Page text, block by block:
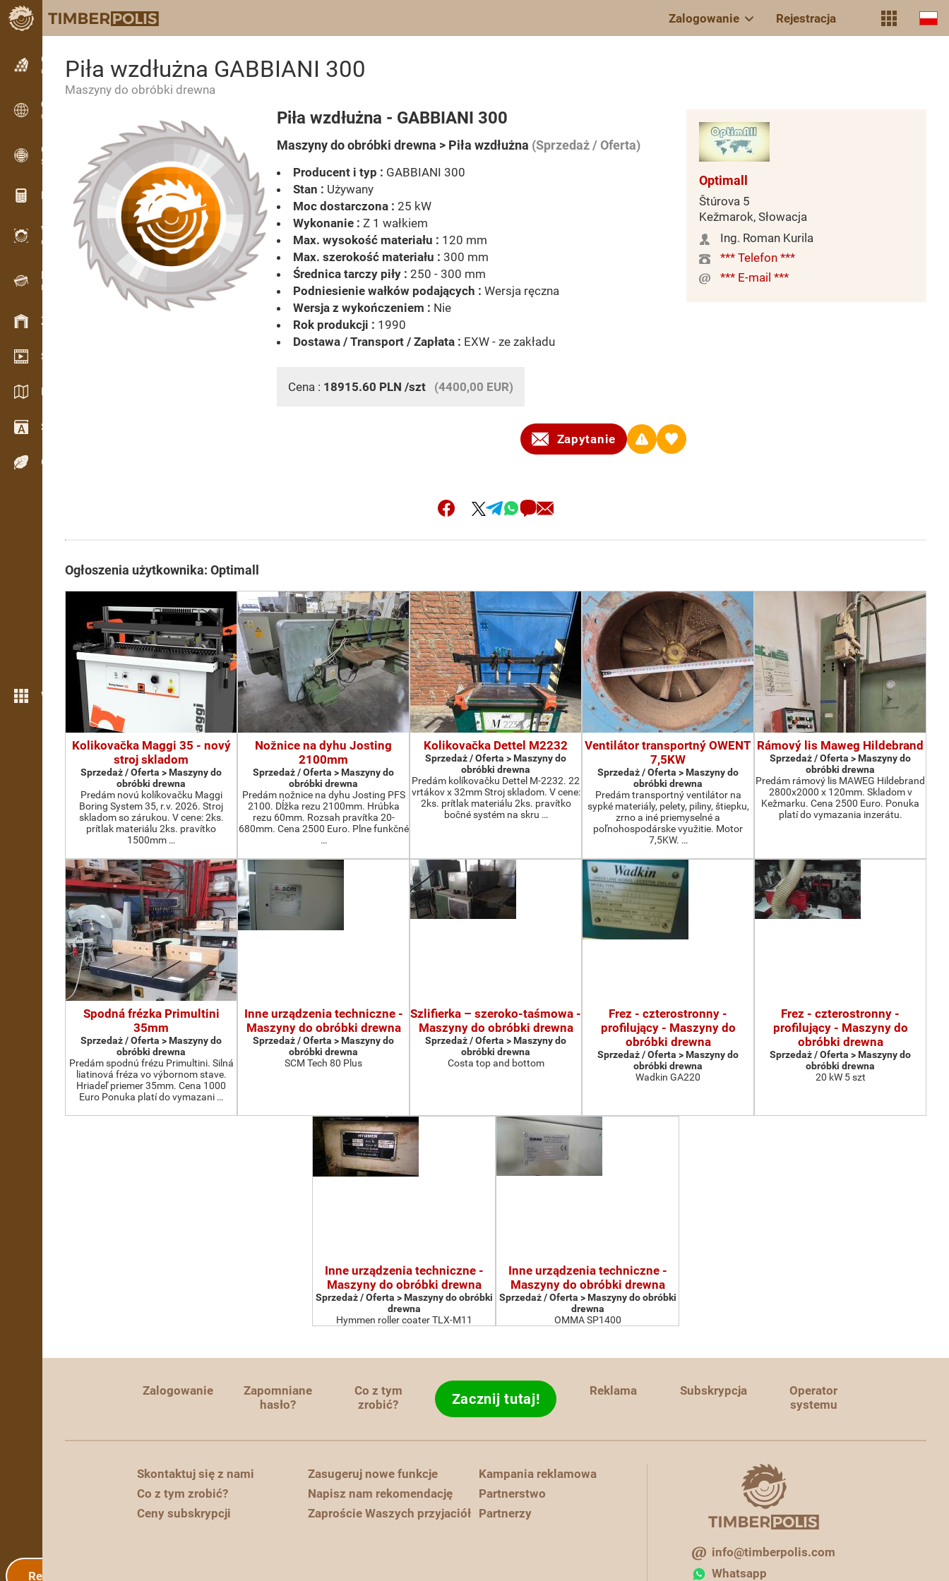
Zalogowanie Rejestracja
Ogłoszenia
Ogłoszenia tekstowe
Ogłoszenia
Ogłoszenia międzynarodowe
OPTI-TIMB
Schematy przetarcia
Kalkulatory drewna
WoodProfi
Objętość drewna z AI
Rejestrator danych
Inwentaryzacja drewna w terenie
Zarządzanie zapasem
Salon wideo
Katalogi / Broszury
Słownik
Gatunki drewna
Więcej możliwości
Rejestracja
Piła wzdłużna GABBIANI 300
Maszyny do obróbki drewna
Piła wzdłużna - GABBIANI 300
Maszyny do obróbki drewna > Piła wzdłużna (Sprzedaż / Oferta)
Producent i typ : GABBIANI 300
Stan : Używany
Moc dostarczona : 25 kW
Wykonanie : Z 1 wałkiem
Max. wysokość materiału : 120 mm
Max. szerokość materiału : 300 mm
Średnica tarczy piły : 250 - 300 mm
Podniesienie wałków podających : Wersja ręczna
Wersja z wykończeniem : Nie
Rok produkcji : 1990
Dostawa / Transport / Zapłata : EXW - ze zakładu
Cena : 18915.60 PLN /szt (4400,00 EUR)
Zapytanie
Optimall
Štúrova 5
Kežmarok, Słowacja
Ing. Roman Kurila
*** Telefon ***
*** E-mail ***
Ogłoszenia użytkownika: Optimall
Kolikovačka Maggi 35 - nový
stroj skladom
Sprzedaż / Oferta > Maszyny do
obróbki drewna
Predám novú kolíkovačku Maggi
Boring System 35, r.v. 2026. Stroj
skladom so zárukou. V cene: 2ks.
prítlak materiálu 2ks. pravítko
1500mm …
Nožnice na dyhu Josting
2100mm
Sprzedaż / Oferta > Maszyny do
obróbki drewna
Predám nožnice na dyhu Josting PFS
2100. Dĺžka rezu 2100mm. Hrúbka
rezu 60mm. Rozsah pravítka 20-
680mm. Cena 2500 Euro. Plne funkčné
…
Kolikovačka Dettel M2232
Sprzedaż / Oferta > Maszyny do
obróbki drewna
Predám kolíkovačku Dettel M-2232. 22
vrtákov x 32mm Stroj skladom. V cene:
2ks. prítlak materiálu 2ks. pravítko
bočné systém na skru …
Ventilátor transportný OWENT
7,5KW
Sprzedaż / Oferta > Maszyny do
obróbki drewna
Predám transportný ventilátor na
sypké materiály, pelety, piliny, štiepku,
zrno a iné priemyselné a
poľnohospodárske využitie. Motor
7,5KW. …
Rámový lis Maweg Hildebrand
Sprzedaż / Oferta > Maszyny do
obróbki drewna
Predám rámový lis MAWEG Hildebrand
2800x2000 x 120mm. Skladom v
Kežmarku. Cena 2500 Euro. Ponuka
platí do vymazania inzerátu.
Spodná frézka Primultini
35mm
Sprzedaż / Oferta > Maszyny do
obróbki drewna
Predám spodnú frézu Primultini. Silná
liatinová fréza vo výbornom stave.
Hriadeľ priemer 35mm. Cena 1000
Euro Ponuka platí do vymazani …
Inne urządzenia techniczne -
Maszyny do obróbki drewna
Sprzedaż / Oferta > Maszyny do
obróbki drewna
SCM Tech 80 Plus
Szlifierka – szeroko-taśmowa -
Maszyny do obróbki drewna
Sprzedaż / Oferta > Maszyny do
obróbki drewna
Costa top and bottom
Frez - czterostronny -
profilujący - Maszyny do
obróbki drewna
Sprzedaż / Oferta > Maszyny do
obróbki drewna
Wadkin GA220
Frez - czterostronny -
profilujący - Maszyny do
obróbki drewna
Sprzedaż / Oferta > Maszyny do
obróbki drewna
20 kW 5 szt
Inne urządzenia techniczne -
Maszyny do obróbki drewna
Sprzedaż / Oferta > Maszyny do obróbki
drewna
Hymmen roller coater TLX-M11
Inne urządzenia techniczne -
Maszyny do obróbki drewna
Sprzedaż / Oferta > Maszyny do obróbki
drewna
OMMA SP1400
Zalogowanie
Zapomniane
hasło?
Co z tym
zrobić?
Zacznij tutaj! Reklama Subskrypcja
Operator
systemu
Skontaktuj się z nami
Co z tym zrobić?
Ceny subskrypcji
Zasugeruj nowe funkcje
Napisz nam rekomendację
Zaproście Waszych przyjaciół
Kampania reklamowa
Partnerstwo
Partnerzy
info@timberpolis.com
Whatsapp